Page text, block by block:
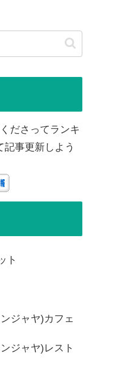
ださってランキ
記事更新しよう
ト
ジャヤ)カフェ
ジャヤ)レスト